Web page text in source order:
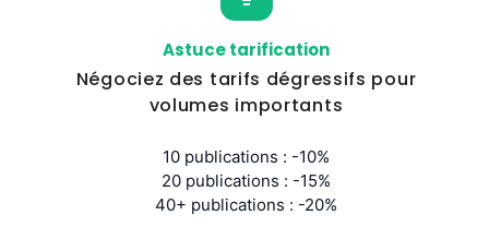
Astuce tarification
Négociez des tarifs dégressifs pour
volumes importants
10 publications : -10%
20 publications : -15%
40+ publications : -20%